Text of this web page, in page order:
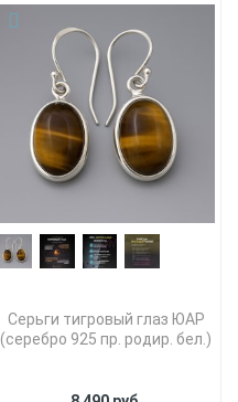
Серьги тигровый глаз ЮАР
(серебро 925 пр. родир. бел.)